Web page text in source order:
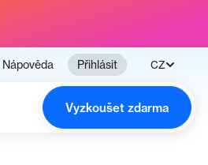
Nápověda Přihlásit CZ
Vyzkoušet zdarma